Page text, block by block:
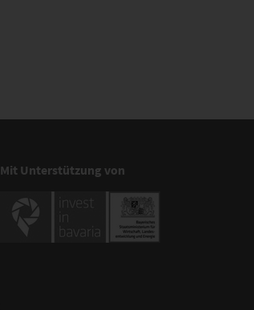
Mit Unterstützung von